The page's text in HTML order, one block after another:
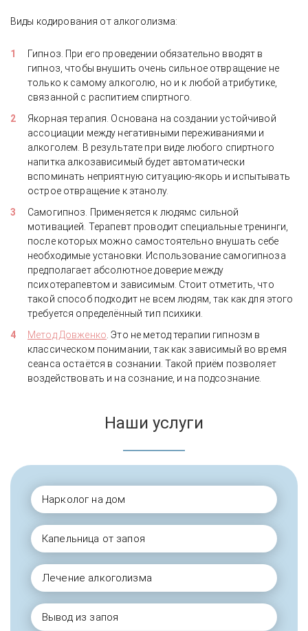
Виды кодирования от алкоголизма:
Гипноз. При его проведении обязательно вводят в
гипноз, чтобы внушить очень сильное отвращение не
только к самому алкоголю, но и к любой атрибутике,
связанной с распитием спиртного.
Якорная терапия. Основана на создании устойчивой
ассоциации между негативными переживаниями и
алкоголем. В результате при виде любого спиртного
напитка алкозависимый будет автоматически
вспоминать неприятную ситуацию-якорь и испытывать
острое отвращение к этанолу.
Самогипноз. Применяется к людямс сильной
мотивацией. Терапевт проводит специальные тренинги,
после которых можно самостоятельно внушать себе
необходимые установки. Использование самогипноза
предполагает абсолютное доверие между
психотерапевтом и зависимым. Стоит отметить, что
такой способ подходит не всем людям, так как для этого
требуется определённый тип психики.
Метод Довженко . Это не метод терапии гипнозм в
классическом понимании, так как зависимый во время
сеанса остаётся в сознании. Такой приём позволяет
воздействовать и на сознание, и на подсознание.
Наши услуги
Нарколог на дом
Капельница от запоя
Лечение алкоголизма
Вывод из запоя